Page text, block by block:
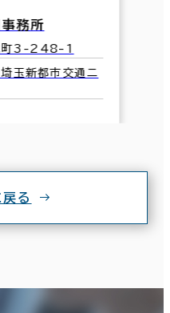
事務所
町3-248-1
玉新都市交通ニ
る